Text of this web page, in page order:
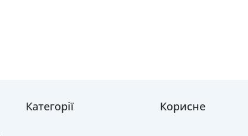
Категорії Корисне